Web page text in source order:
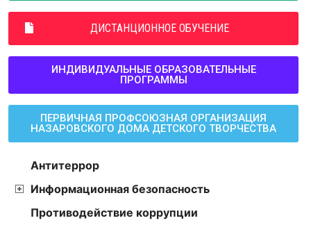
ДИСТАНЦИОННОЕ ОБУЧЕНИЕ
ИНДИВИДУАЛЬНЫЕ ОБРАЗОВАТЕЛЬНЫЕ
ПРОГРАММЫ
ПЕРВИЧНАЯ ПРОФСОЮЗНАЯ ОРГАНИЗАЦИЯ
НАЗАРОВСКОГО ДОМА ДЕТСКОГО ТВОРЧЕСТВА
Антитеррор
Информационная безопасность
Противодействие коррупции